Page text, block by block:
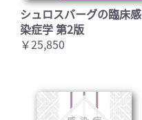
シュロスバーグの臨床感
染症学 第2版
￥25,850